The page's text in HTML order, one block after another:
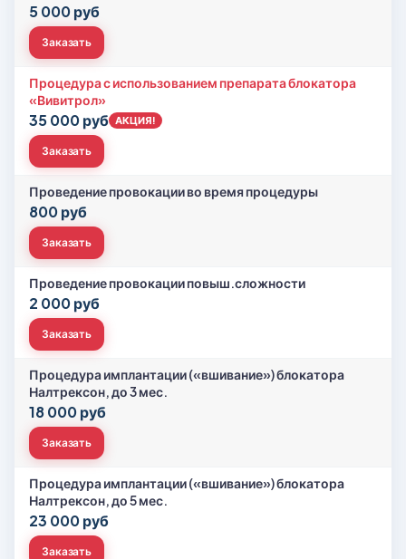
5 000 руб
Заказать
Процедура с использованием препарата блокатора
«Вивитрол»
35 000 руб АКЦИЯ!
Заказать
Проведение провокации во время процедуры
800 руб
Заказать
Проведение провокации повыш.сложности
2 000 руб
Заказать
Процедура имплантации («вшивание») блокатора
Налтрексон, до 3 мес.
18 000 руб
Заказать
Процедура имплантации («вшивание») блокатора
Налтрексон, до 5 мес.
23 000 руб
Заказать